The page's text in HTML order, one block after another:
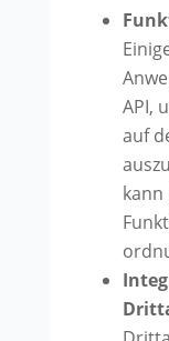
API,
auf
kann